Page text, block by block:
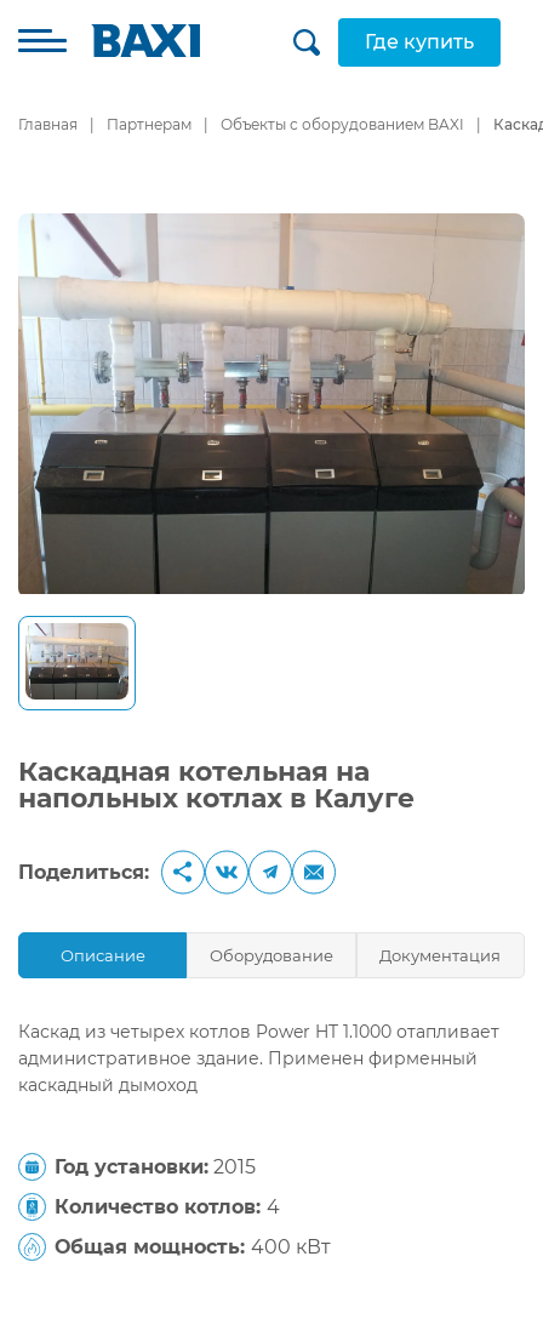
Где купить
Главная Партнерам Объекты с оборудованием BAXI
Каскадная котельная на
напольных котлах в Калуге
Поделиться:
Описание Оборудование Документация
Каскад из четырех котлов Power HT 1.1000 отапливает
административное здание. Применен фирменный
каскадный дымоход
Год установки: 2015
Количество котлов: 4
Общая мощность: 400 кВт